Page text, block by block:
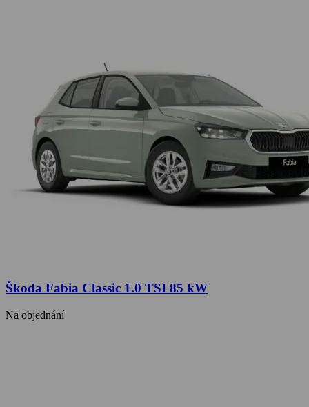
Škoda Fabia Classic 1.0 TSI 85 kW
Na objednání